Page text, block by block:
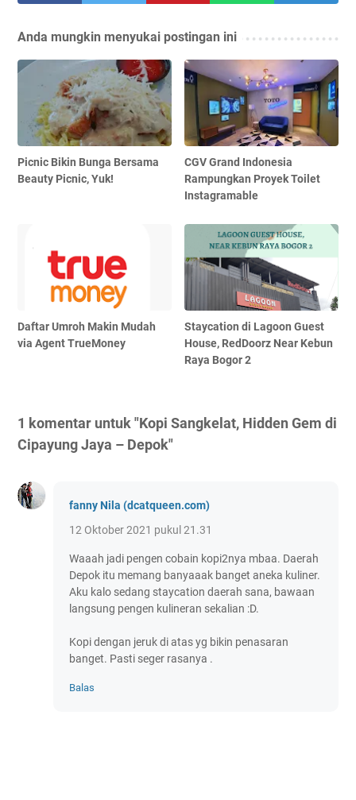
Anda mungkin menyukai postingan ini
Picnic Bikin Bunga Bersama
Beauty Picnic, Yuk!
CGV Grand Indonesia
Rampungkan Proyek Toilet
Instagramable
Daftar Umroh Makin Mudah
via Agent TrueMoney
Staycation di Lagoon Guest
House, RedDoorz Near Kebun
Raya Bogor 2
1 komentar untuk "Kopi Sangkelat, Hidden Gem di
Cipayung Jaya – Depok"
fanny Nila (dcatqueen.com)
12 Oktober 2021 pukul 21.31
Waaah jadi pengen cobain kopi2nya mbaa. Daerah
Depok itu memang banyaaak banget aneka kuliner.
Aku kalo sedang staycation daerah sana, bawaan
langsung pengen kulineran sekalian :D.
Kopi dengan jeruk di atas yg bikin penasaran
banget. Pasti seger rasanya .
Balas